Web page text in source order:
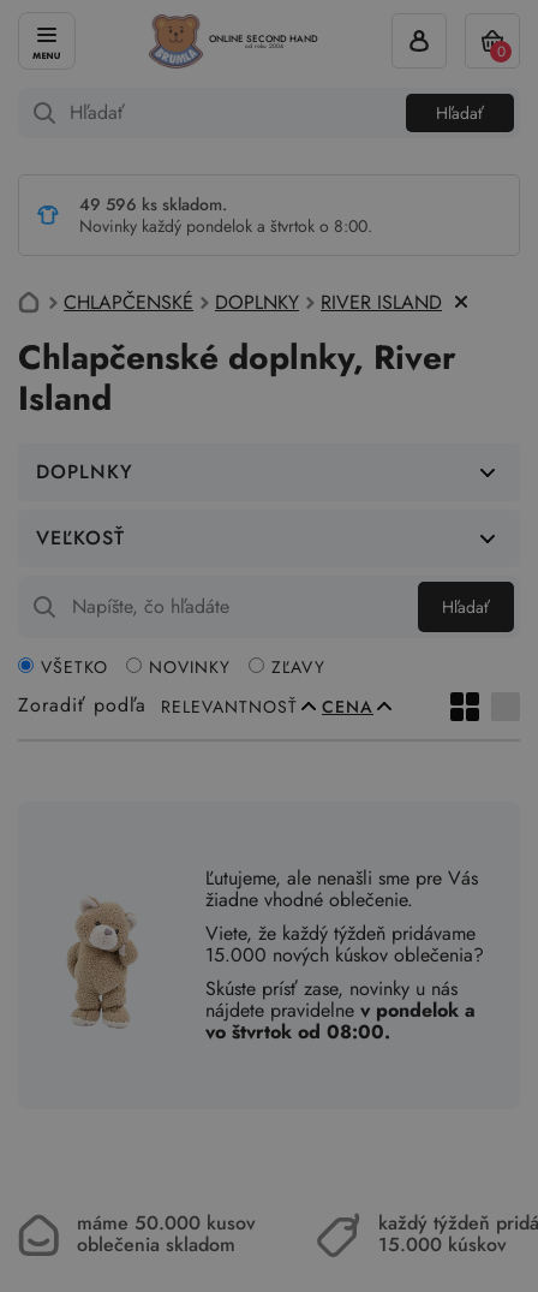
ONLINE SECOND HAND
od roku 2004
Hľadať
0
49 596 ks skladom.
Novinky každý pondelok a štvrtok o 8:00.
CHLAPČENSKÉ DOPLNKY RIVER ISLAND
Chlapčenské doplnky, River
Island
DOPLNKY
VEĽKOSŤ
Hľadať
Zoradiť podľa RELEVANTNOSŤ CENA
VŠETKO NOVINKY ZĽAVY
Ľutujeme, ale nenašli sme pre Vás
žiadne vhodné oblečenie.
Viete, že každý týždeň pridávame
15.000 nových kúskov oblečenia?
Skúste prísť zase, novinky u nás
nájdete pravidelnev pondelok a
vo štvrtok od 08:00.
máme 50.000 kusov
oblečenia skladom
každý týždeň
15.000 kúskov